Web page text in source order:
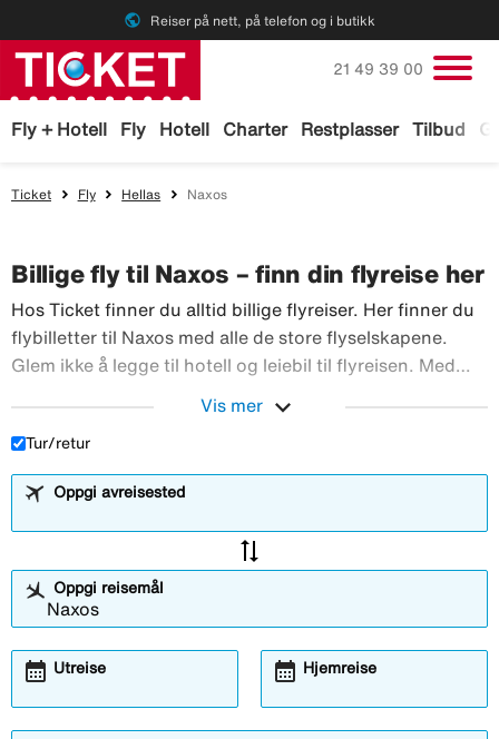
public Reiser på nett, på telefon og i butikk
Fly + Hotell Fly Hotell Charter Restplasser Tilbud
Ring oss på
21 49 39 00
Ticket Fly Hellas Naxos
Billige fly til Naxos – finn din flyreise her
Hos Ticket finner du alltid billige flyreiser. Her finner du
flybilletter til Naxos med alle de store flyselskapene.
Glem ikke å legge til hotell og leiebil til flyreisen. Med
Vis mer expand_more
Tur/retur
Oppgi avreisested
sync_alt
Oppgi reisemål
Utreise
calendar_month Hjemreise
calendar_month